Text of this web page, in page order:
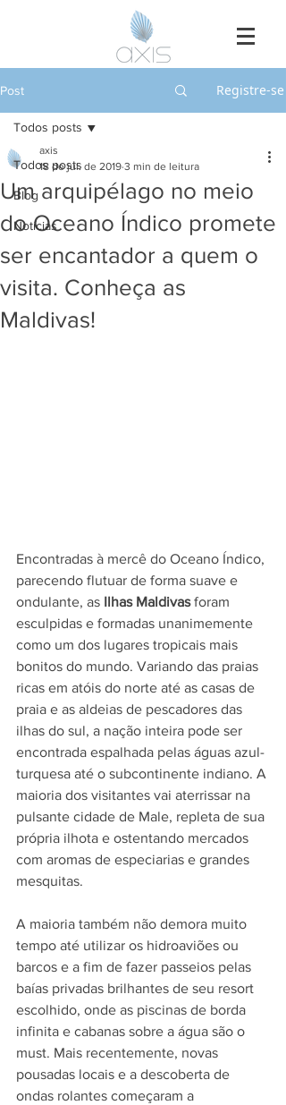
Post Registre-se
Todos posts
Blog
Notícias
Todos posts
Um arquipélago no meio
do Oceano Índico promete
ser encantador a quem o
visita. Conheça as
Maldivas!
axis
18 de jul. de 2019 3 min de leitura
Encontradas à mercê do Oceano Índico,
parecendo flutuar de forma suave e
ondulante, as Ilhas Maldivas foram
esculpidas e formadas unanimemente
como um dos lugares tropicais mais
bonitos do mundo. Variando das praias
ricas em atóis do norte até as casas de
praia e as aldeias de pescadores das
ilhas do sul, a nação inteira pode ser
encontrada espalhada pelas águas azul-
turquesa até o subcontinente indiano. A
maioria dos visitantes vai aterrissar na
pulsante cidade de Male, repleta de sua
própria ilhota e ostentando mercados
com aromas de especiarias e grandes
mesquitas.
A maioria também não demora muito
tempo até utilizar os hidroaviões ou
barcos e a fim de fazer passeios pelas
baías privadas brilhantes de seu resort
escolhido, onde as piscinas de borda
infinita e cabanas sobre a água são o
must. Mais recentemente, novas
pousadas locais e a descoberta de
ondas rolantes começaram a